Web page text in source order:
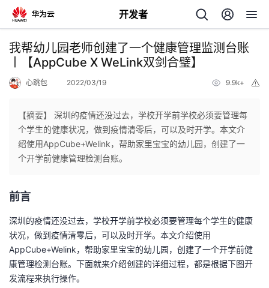
开发者
返
回
个
主
页
的
开
发
我
的
开
我
的
我
我帮幼儿园老师创建了一个健康管理监测台账
丨【AppCube X WeLink双剑合璧】
心跳包 2022/03/19 9.9k+
【摘要】 深圳的疫情还没过去，学校开学前学校必须要管理每
个学生的健康状况，做到疫情清零后，可以及时开学。本文介
绍使用AppCube+Welink，帮助家里宝宝的幼儿园，创建了一
个开学前健康管理检测台账。
前言
深圳的疫情还没过去，学校开学前学校必须要管理每个学生的健康
状况，做到疫情清零后，可以及时开学。本文介绍使用
AppCube+Welink，帮助家里宝宝的幼儿园，创建了一个开学前健
康管理检测台账。下面就来介绍创建的详细过程，都是根据下图开
发流程来执行操作。